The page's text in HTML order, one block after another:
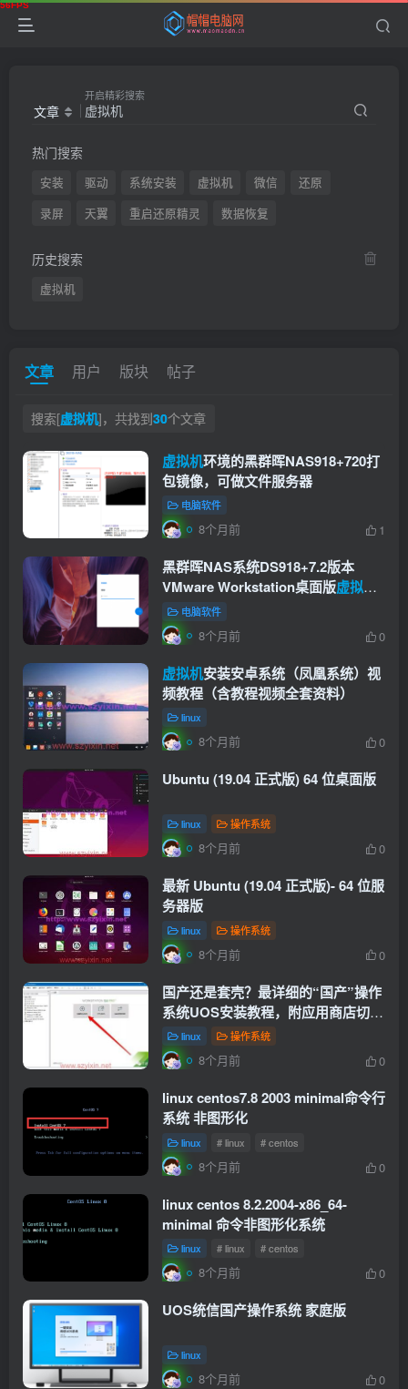
文章
开启精彩搜索
热门搜索
安装 驱动 系统安装 虚拟机 微信
还原
录屏
天翼 重启还原精灵 数据恢复
历史搜索
虚拟机
文章 用户 版块 帖子
搜索[虚拟机]，共找到30个文章
虚拟机环境的黑群晖NAS918+720打
包镜像，可做文件服务器
电脑软件
8个月前 1
黑群晖NAS系统DS918+7.2版本
VMware Workstation桌面版虚拟机
版本电脑软件
8个月前 0
虚拟机安装安卓系统（凤凰系统）视
频教程（含教程视频全套资料）
linux
8个月前 0
Ubuntu (19.04 正式版) 64 位桌面版
linux 操作系统
8个月前 0
最新 Ubuntu (19.04 正式版)- 64 位服
务器版
linux 操作系统
8个月前 0
国产还是套壳？最详细的“国产”操作
系统UOS安装教程，附应用商店切换
教程linux 操作系统
8个月前 0
linux centos7.8 2003 minimal命令行
系统 非图形化
linux # linux # centos
8个月前 0
linux centos 8.2.2004-x86_64-
minimal 命令非图形化系统
linux # linux # centos
8个月前 0
UOS统信国产操作系统 家庭版
linux
8个月前 0